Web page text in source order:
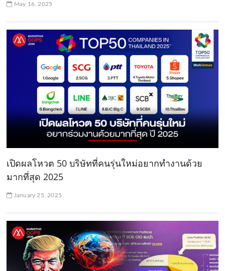
May 16, 2025
เปิดผลโหวต 50 บริษัทที่คนรุ่นใหม่อยากทำงานด้วย
มากที่สุด 2025
January 25, 2025